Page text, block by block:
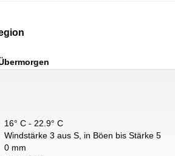
16° C - 22.9° C
Windstärke 3 aus S, in Böen bis Stärke 5
0 mm